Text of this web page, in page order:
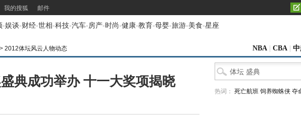
我的搜狐 邮件
-娱谈-财经-世相-科技-汽车-房产-时尚-健康-教育-母婴-旅游-美食-星座
> 2012体坛风云人物动态 NBA CBA 中
典成功举办 十一大奖项揭晓
热词： 死亡航班 饲养蜘蛛侠 夺